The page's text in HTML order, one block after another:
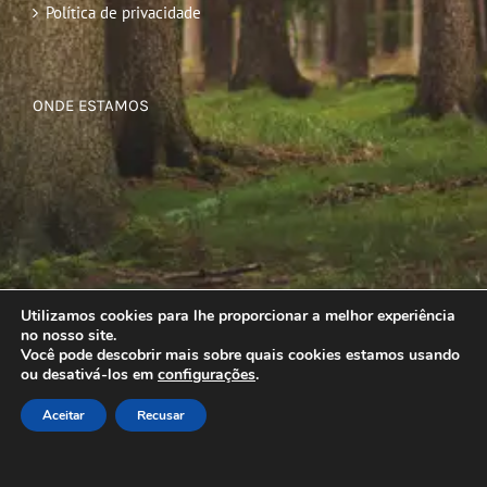
Política de privacidade
ONDE ESTAMOS
Utilizamos cookies para lhe proporcionar a melhor experiência
no nosso site.
Você pode descobrir mais sobre quais cookies estamos usando
ou desativá-los em configurações.
Aceitar Recusar